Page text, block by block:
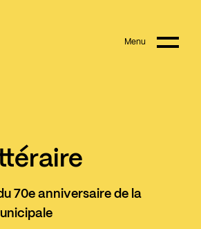
Menu
70e anniversaire de la